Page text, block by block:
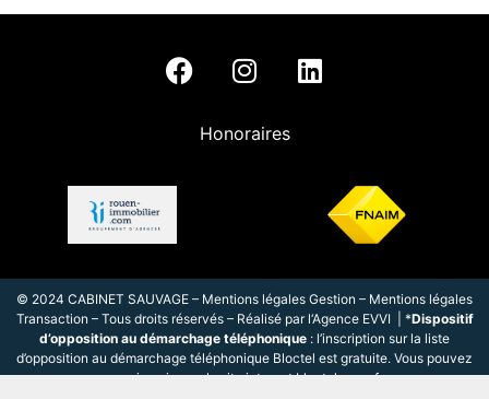
Honoraires
© 2024 CABINET SAUVAGE – Mentions légales Gestion – Mentions légales
Transaction – Tous droits réservés – Réalisé par l‘Agence EVVI | *Dispositif
d’opposition au démarchage téléphonique : l’inscription sur la liste
d’opposition au démarchage téléphonique Bloctel est gratuite. Vous pouvez
vous inscrire sur le site internetbloctel.gouv.fr.